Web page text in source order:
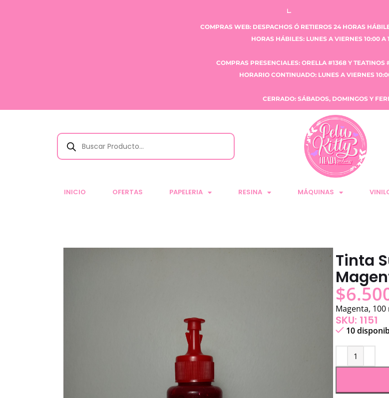
COMPRAS WEB: DESPACHOS Ó RETIEROS 24 HORAS
HORAS HÁBILES: LUNES A VIERNES 10:00 A
COMPRAS PRESENCIALES: ORELLA #1368 Y
HORARIO CONTINUADO: LUNES A VIERNES
CERRADO: SÁBADOS, DOMINGOS Y
INICIO OFERTAS PAPELERIA RESINA MÁQUINAS
Tinta
$
Magenta, 100
SKU: 1151
10